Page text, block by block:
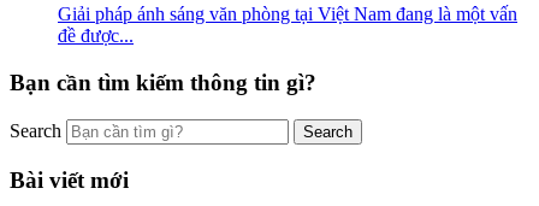
Giải pháp ánh sáng văn phòng tại Việt Nam đang là một vấn
đề được...
Bạn cần tìm kiếm thông tin gì?
Search
Bài viết mới